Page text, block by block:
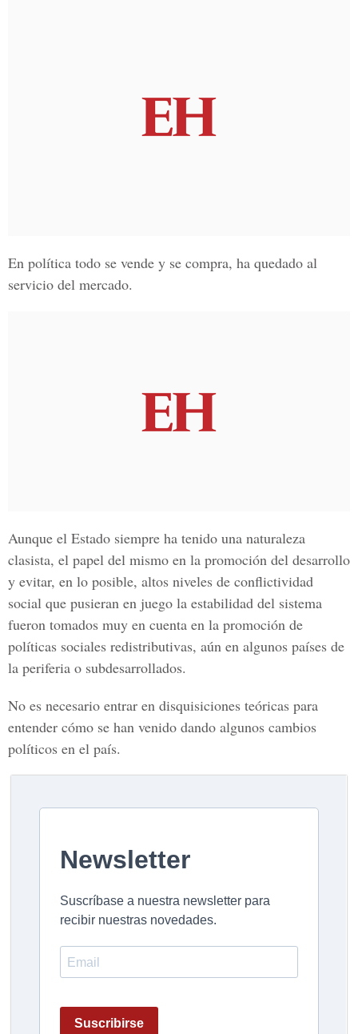
En política todo se vende y se compra, ha quedado al
servicio del mercado.
Aunque el Estado siempre ha tenido una naturaleza
clasista, el papel del mismo en la promoción del desarrollo
y evitar, en lo posible, altos niveles de conflictividad
social que pusieran en juego la estabilidad del sistema
fueron tomados muy en cuenta en la promoción de
políticas sociales redistributivas, aún en algunos países de
la periferia o subdesarrollados.
No es necesario entrar en disquisiciones teóricas para
entender cómo se han venido dando algunos cambios
políticos en el país.